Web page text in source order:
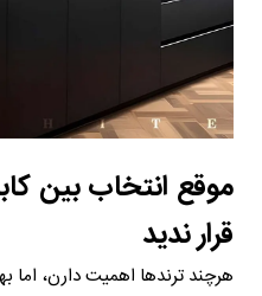
موقع انتخاب بین
قرار ندید
هرچند ترندها اهمیت دارن، اما